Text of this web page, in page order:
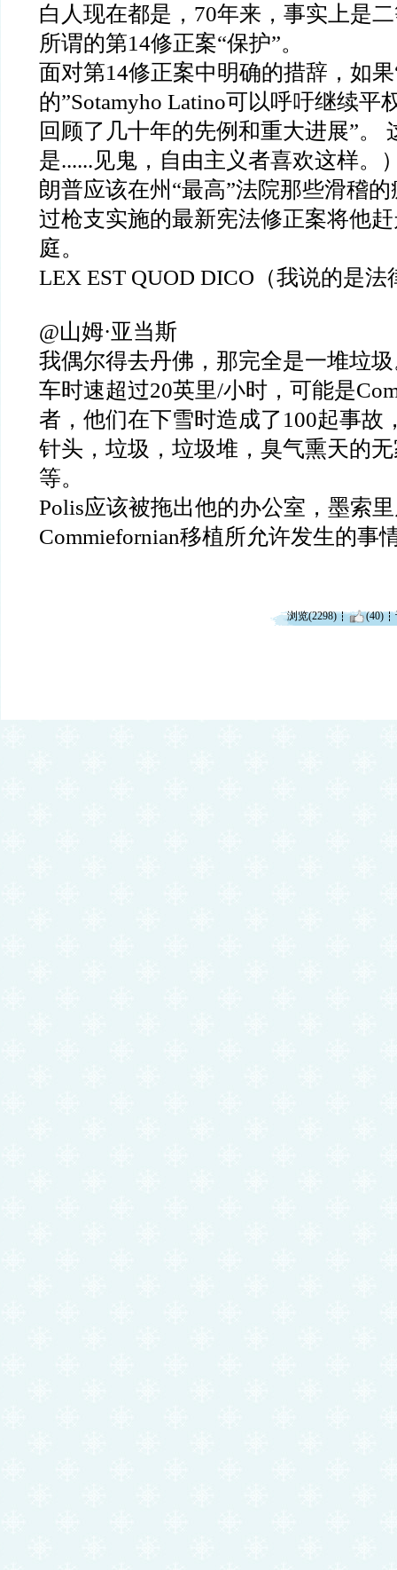
白人现在都是，70年来，事实上是
所谓的第14修正案“保护”。
面对第14修正案中明确的措辞，如
的”Sotamyho Latino可以呼吁继续平
回顾了几十年的先例和重大进展”。
是......见鬼，自由主义者喜欢这样。
朗普应该在州“最高”法院那些滑稽
过枪支实施的最新宪法修正案将他
庭。
LEX EST QUOD DICO（我说的是法
@山姆·亚当斯
我偶尔得去丹佛，那完全是一堆垃
车时速超过20英里/小时，可能是
者，他们在下雪时造成了100起事故
针头，垃圾，垃圾堆，臭气熏天的
等。
Polis应该被拖出他的办公室，墨索
Commiefornian移植所允许发生的事
浏览(2298) (40)